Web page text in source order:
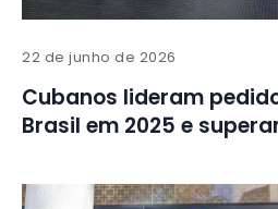
22 de junho de 2026
Cubanos lideram
Brasil em 2025 e